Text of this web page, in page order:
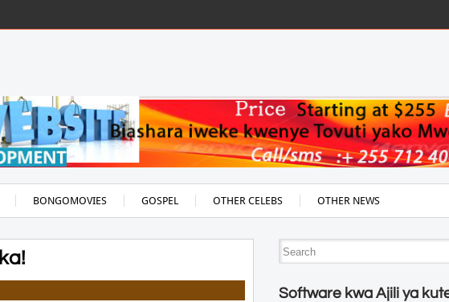
BONGOMOVIES GOSPEL OTHER CELEBS OTHER NEWS
Software kwa Ajili ya